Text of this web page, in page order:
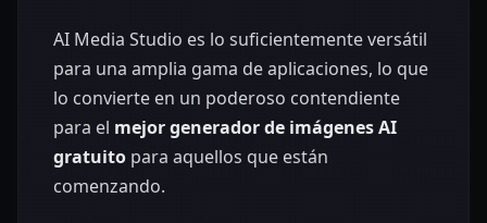
AI Media Studio es lo suficientemente versátil
para una amplia gama de aplicaciones, lo que
lo convierte en un poderoso contendiente
para el mejor generador de imágenes AI
gratuito para aquellos que están
comenzando.